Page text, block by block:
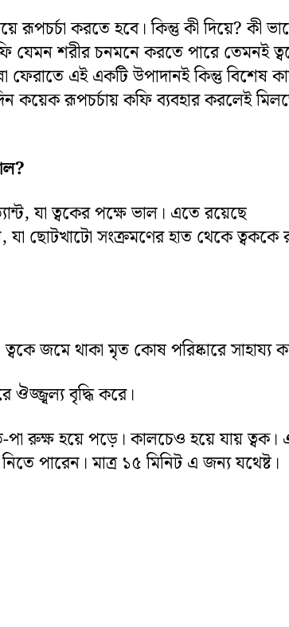
রূপচর্চা করতে হবে। কিন্তু কী দিয়ে? কী
শরীর চনমনে করতে পারে তেমনই
ফেরাতে এই একটি উপাদানই কিন্তু বিশেষ
কয়েক রূপচর্চায় কফি ব্যবহার করলেই
?
যা ত্বকের পক্ষে ভাল। এতে রয়েছে
যা ছোটখাটো সংক্রমণের হাত থেকে ত্বককে
ত্বকে জমে থাকা মৃত কোষ পরিষ্কারে সাহায্য
ঔজ্জ্বল্য বৃদ্ধি করে।
পা রুক্ষ হয়ে পড়ে। কালচেও হয়ে যায় ত্বক।
পারেন। মাত্র ১৫ মিনিট এ জন্য যথেষ্ট।